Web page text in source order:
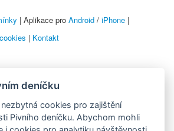
| Aplikace pro Android / iPhone |
| Kontakt
Zemanaka Emka
deníčku
cookies pro zajištění
Pivního deníčku. Abychom mohli